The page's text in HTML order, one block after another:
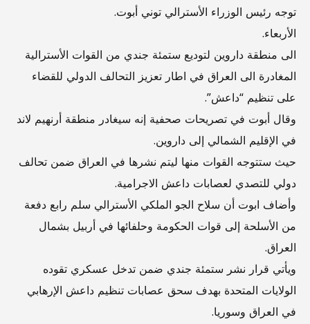
توجه رئيس الوزراء الأسترالي توني أبوت.
الأربعاء.
الى منطقة داروين لتوديع ستمئة جندي من القوات الأسترالية
المغادرة الى العراق في اطار تعزيز التحالف الدولي للقضاء
على تنظيم “داعش”.
وقال أبوت في تصريحات صحفية إنه سيغادر منطقة أرنهيم لاند
في الإقليم الشمالي إلى داروين.
حيث ستتوجه القوات منها ليتم نشرها في العراق ضمن تحالف
دولي للتصدي لعصابات داعش الاجرامية.
وأضاف ابوت أن سلاح الجو الملكي الأسترالي سلم رابع دفعة
من الأسلحة إلى قوات الحكومة وحلفائها في أربيل بشمال
العراق.
ويأتي قرار نشر ستمئة جندي ضمن تدخل عسكري تقوده
الولايات المتحدة بهدف سحق عصابات تنظيم داعش الإرهابي
في العراق وسوريا.